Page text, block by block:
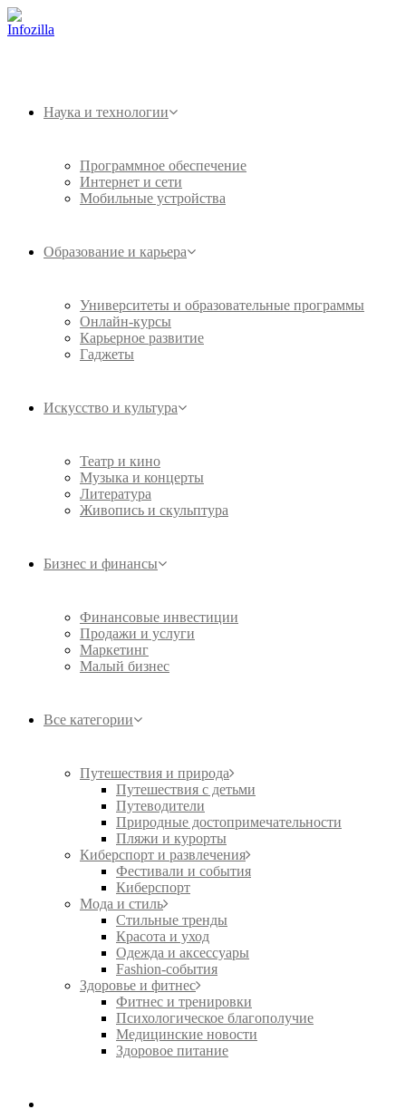
Наука и технологии
Программное обеспечение
Интернет и сети
Мобильные устройства
Образование и карьера
Университеты и образовательные программы
Онлайн-курсы
Карьерное развитие
Гаджеты
Искусство и культура
Театр и кино
Музыка и концерты
Литература
Живопись и скульптура
Бизнес и финансы
Финансовые инвестиции
Продажи и услуги
Маркетинг
Малый бизнес
Все категории
Путешествия и природа
Путешествия с детьми
Путеводители
Природные достопримечательности
Пляжи и курорты
Киберспорт и развлечения
Фестивали и события
Киберспорт
Мода и стиль
Стильные тренды
Красота и уход
Одежда и аксессуары
Fashion-события
Здоровье и фитнес
Фитнес и тренировки
Психологическое благополучие
Медицинские новости
Здоровое питание